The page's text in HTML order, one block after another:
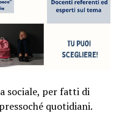
sociale, per fatti di
quotidiani.